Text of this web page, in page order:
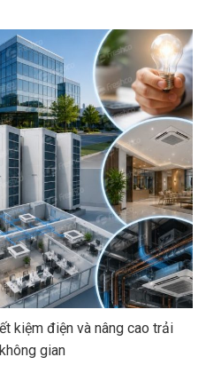
kiệm điện và nâng cao trải
gian